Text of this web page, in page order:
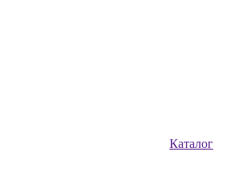
Каталог